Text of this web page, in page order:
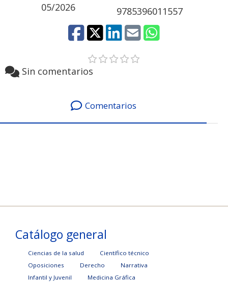
05/2026
9785396011557
Sin comentarios
Comentarios
Catálogo general
Ciencias de la salud
Científico técnico
Oposiciones
Derecho
Narrativa
Infantil y Juvenil
Medicina Gráfica